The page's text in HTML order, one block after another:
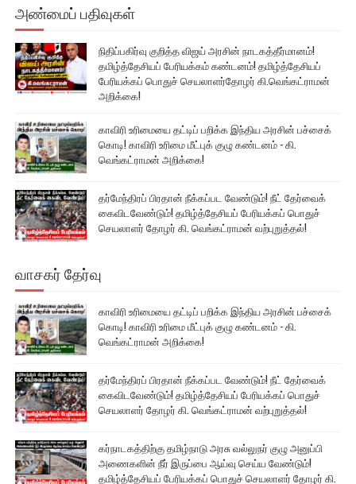
அண்மைப் பதிவுகள்
நிதிப்பகிர்வு குறித்த விஜய் அரசின் நாடகத்தீர்மானம்!
தமிழ்த்தேசியப் பேரியக்கம் கண்டனம்! தமிழ்த்தேசியப்
பேரியக்கப் பொதுச் செயலாளர்தோழர் கி.வெங்கட்ராமன்
அறிக்கை!
காவிரி உரிமையை தட்டிப் பறிக்க இந்திய அரசின் பச்சைக்
கொடி! காவிரி உரிமை மீட்புக் குழு கண்டனம் - கி.
வெங்கட்ராமன் அறிக்கை!
தர்மேந்திரப் பிரதான் நீக்கப்பட வேண்டும்! நீட் தேர்வைக்
கைவிடவேண்டும்! தமிழ்த்தேசியப் பேரியக்கப் பொதுச்
செயலாளர் தோழர் கி. வெங்கட்ராமன் வற்புறுத்தல்!
வாசகர் தேர்வு
காவிரி உரிமையை தட்டிப் பறிக்க இந்திய அரசின் பச்சைக்
கொடி! காவிரி உரிமை மீட்புக் குழு கண்டனம் - கி.
வெங்கட்ராமன் அறிக்கை!
தர்மேந்திரப் பிரதான் நீக்கப்பட வேண்டும்! நீட் தேர்வைக்
கைவிடவேண்டும்! தமிழ்த்தேசியப் பேரியக்கப் பொதுச்
செயலாளர் தோழர் கி. வெங்கட்ராமன் வற்புறுத்தல்!
கர்நாடகத்திற்கு தமிழ்நாடு அரசு வல்லுநர் குழு அனுப்பி
அணைகளின் நீர் இருப்பை ஆய்வு செய்ய வேண்டும்!
தமிழ்த்தேசியப் பேரியக்கப் பொதுச் செயலாளர் தோழர் கி.